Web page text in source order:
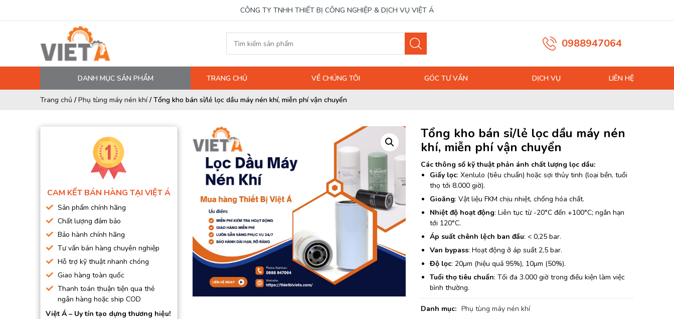
CÔNG TY TNHH THIẾT BỊ CÔNG NGHIỆP & DỊCH VỤ VIỆT Á
0988947064
DANH MỤC SẢN PHẨM
MÁY NÉN KHÍ
DẦU MÁY NÉN KHÍ
DÂY HƠI, ỐNG HƠI
BƠM MÀNG KHÍ NÉN
BƠM HÚT CHÂN KHÔNG
BƠM ĐỊNH LƯỢNG
MOTOR, HỘP GIẢM TỐC
MÁY TẠO KHÍ NITO
TRANG CHỦ VỀ CHÚNG TÔI GÓC TƯ VẤN DỊCH VỤ LIÊN HỆ
Trang chủ /Phụ tùng máy nén khí/Tổng kho bán sỉ/lẻ lọc dầu máy nén khí, miễn phí vận chuyển
CAM KẾT BÁN HÀNG TẠI VIỆT Á
Sản phẩm chính hãng
Chất lượng đảm bảo
Bảo hành chính hãng
Tư vấn bán hàng chuyên nghiệp
Hỗ trợ kỹ thuật nhanh chóng
Giao hàng toàn quốc
Thanh toán thuận tiện qua thẻ
ngân hàng hoặc ship COD
Việt Á – Uy tín tạo dựng thương hiệu!
Tổng kho bán sỉ/lẻ lọc dầu máy nén
khí, miễn phí vận chuyển
Các thông số kỹ thuật phản ánh chất lượng lọc dầu:
Giấy lọc: Xenlulo (tiêu chuẩn) hoặc sợi thủy tinh (loại bền, tuổi
thọ tới 8.000 giờ).
Gioăng: Vật liệu FKM chịu nhiệt, chống hóa chất.
Nhiệt độ hoạt động: Liên tục từ -20°C đến +100°C; ngắn hạn
tới 120°C.
Áp suất chênh lệch ban đầu: < 0,25 bar.
Van bypass: Hoạt động ở áp suất 2,5 bar.
Độ lọc: 20µm (hiệu quả 95%), 10µm (50%).
Tuổi thọ tiêu chuẩn: Tối đa 3.000 giờ trong điều kiện làm việc
bình thường.
Danh mục: Phụ tùng máy nén khí